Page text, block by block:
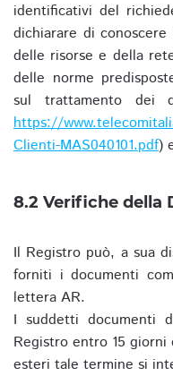
identificativi del
dichiarare di
delle risorse e della
delle norme
sul trattamento dei
https://
Clienti-MAS040101.pdf)
8.2 Verifiche della
Il Registro può, a sua
forniti i documenti
lettera AR.
I suddetti documenti
Registro entro 15 giorni
esteri tale termine si